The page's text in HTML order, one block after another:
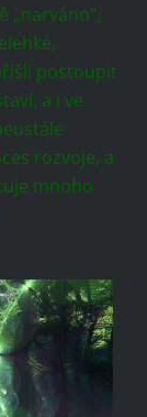
„narváno“,
postoupit
a i ve
rozvoje, a
mnoho